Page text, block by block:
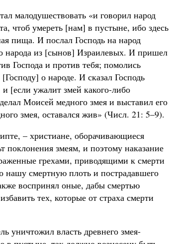
малодушествовать «и говорил народ
чтоб умереть [нам] в пустыне, ибо здесь
пища. И послал Господь на народ
народа из [сынов] Израилевых. И пришел
Господа и против тебя; помолись
о народе. И сказал Господь
[если ужалит змей какого-либо
Моисей медного змея и выставил его
змея, оставался жив» (Числ. 21: 5–9).
– христиане, оборачивающиеся
поклонения змеям, и поэтому наказание
грехами, приводящими к смерти
смертную плоть и пострадавшего
воспринял оные, дабы смертью
тех, которые от страха смерти
уничтожил власть древнего змея-